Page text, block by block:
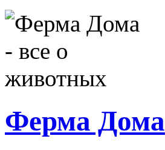
Ферма Дома